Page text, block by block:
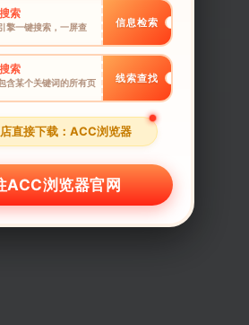
索
擎一键搜索，一屏查
信息检索
索
含某个关键词的所有页
线索查找
直接下载：ACC浏览器
ACC浏览器官网